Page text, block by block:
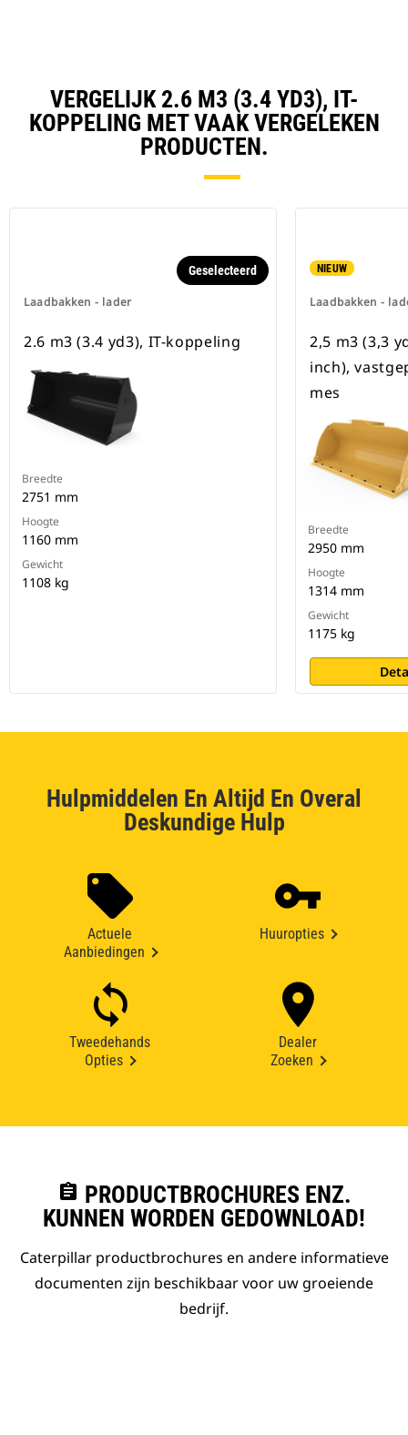
VERGELIJK 2.6 M3 (3.4 YD3), IT-
KOPPELING MET VAAK VERGELEKEN
PRODUCTEN.
Laadbakken - lader
Geselecteerd
2.6 m3 (3.4 yd3), IT-koppeling
Breedte
2751 mm
Hoogte
1160 mm
Gewicht
1108 kg
NIEUW
Laadbakken -
2,5 m3 (3,3
inch),
mes
Breedte
2950 mm
Hoogte
1314 mm
Gewicht
1175 kg
Hulpmiddelen En Altijd En Overal
Deskundige Hulp
Actuele
Aanbiedingen
Huuropties
Tweedehands
Opties
Dealer
Zoeken
assignment PRODUCTBROCHURES ENZ.
KUNNEN WORDEN GEDOWNLOAD!
Caterpillar productbrochures en andere informatieve
documenten zijn beschikbaar voor uw groeiende
bedrijf.